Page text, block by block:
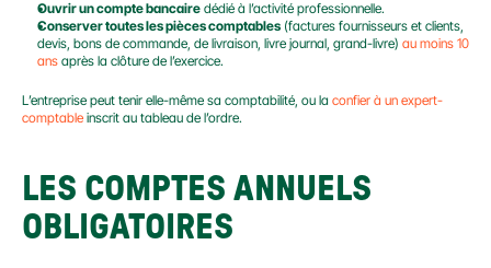
Ouvrir un compte bancaire dédié à l’activité professionnelle.
Conserver toutes les pièces comptables (factures fournisseurs et clients,
devis, bons de commande, de livraison, livre journal, grand-livre) au moins 10
ans après la clôture de l’exercice.
L’entreprise peut tenir elle-même sa comptabilité, ou la confier à un expert-
comptable inscrit au tableau de l’ordre.
LES COMPTES ANNUELS
OBLIGATOIRES